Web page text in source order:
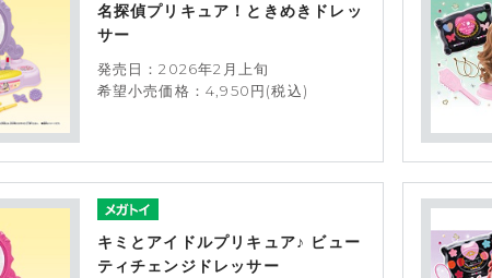
名探偵プリキュア！ときめきドレッ
サー
発売日：2026年2月上旬
希望小売価格：4,950円(税込)
キミとアイドルプリキュア♪ ビュー
ティチェンジドレッサー